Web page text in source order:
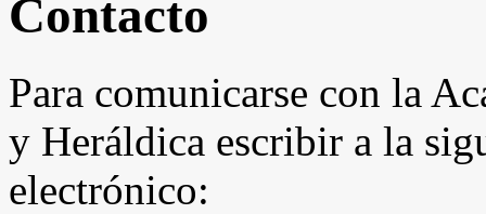
Contacto
Para comunicarse con la
y Heráldica escribir a la
electrónico: